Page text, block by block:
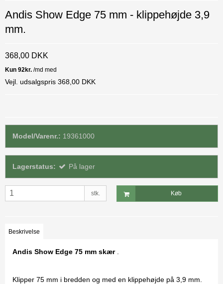
Andis Show Edge 75 mm - klippehøjde 3,9
mm.
368,00 DKK
Vejl. udsalgspris 368,00 DKK
Model/Varenr.: 19361000
Lagerstatus: På lager
stk. Køb
Beskrivelse
Andis Show Edge 75 mm skær
Klipper 75 mm i bredden og med en klippehøjde på 3,9 mm.